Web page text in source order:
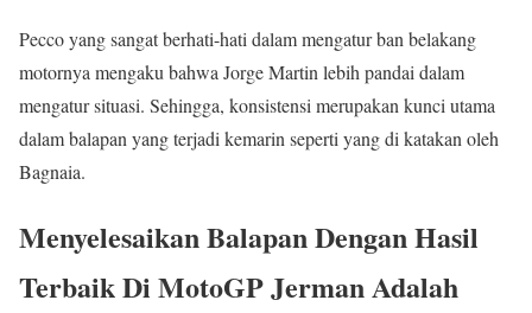
Pecco yang sangat berhati-hati dalam mengatur ban belakang
motornya mengaku bahwa Jorge Martin lebih pandai dalam
mengatur situasi. Sehingga, konsistensi merupakan kunci utama
dalam balapan yang terjadi kemarin seperti yang di katakan oleh
Bagnaia.
Menyelesaikan Balapan Dengan Hasil
Terbaik Di MotoGP Jerman Adalah